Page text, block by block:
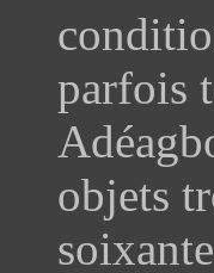
parfois
objets